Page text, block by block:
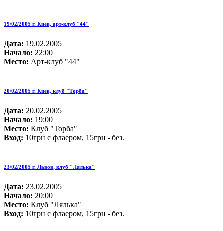
19/02/2005 г. Киев, арт-клуб "44"
Дата: 19.02.2005
Начало: 22:00
Место: Арт-клуб "44"
20/02/2005 г. Киев, клуб "Торба"
Дата: 20.02.2005
Начало: 19:00
Место: Клуб "Торба"
Вход: 10грн с флаером, 15грн - без.
23/02/2005 г. Львов, клуб "Лялька"
Дата: 23.02.2005
Начало: 20:00
Место: Клуб "Лялька"
Вход: 10грн с флаером, 15грн - без.